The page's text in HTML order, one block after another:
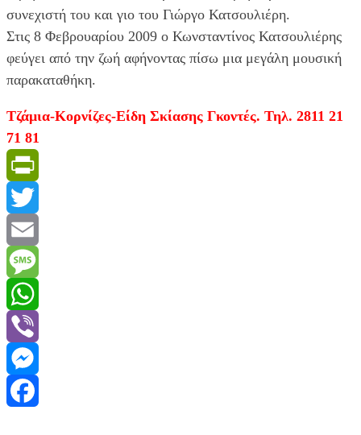
συνεχιστή του και γιο του Γιώργο Κατσουλιέρη.
Στις 8 Φεβρουαρίου 2009 ο Κωνσταντίνος Κατσουλιέρης
φεύγει από την ζωή αφήνοντας πίσω μια μεγάλη μουσική
παρακαταθήκη.
Τζάμια-Κορνίζες-Είδη Σκίασης Γκοντές. Τηλ. 2811 21
71 81
PrintFriendly
Twitter
Email
Message
WhatsApp
Viber
Messenger